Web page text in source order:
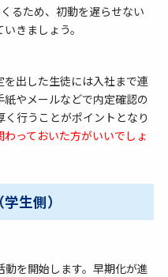
るため、初動を遅らせない
きましょう。
を出した生徒には入社まで連
やメールなどで内定確認の
行うことがポイントとなり
っておいた方がいいでしょ
生側）
を開始します。早期化が進